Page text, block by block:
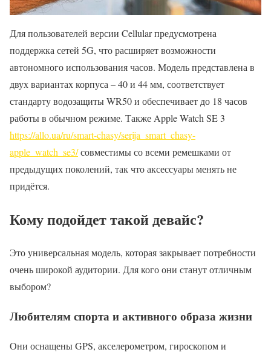
Для пользователей версии Cellular предусмотрена
поддержка сетей 5G, что расширяет возможности
автономного использования часов. Модель представлена в
двух вариантах корпуса – 40 и 44 мм, соответствует
стандарту водозащиты WR50 и обеспечивает до 18 часов
работы в обычном режиме. Также Apple Watch SE 3
https://allo.ua/ru/smart-chasy/serija_smart_chasy-
apple_watch_se3/совместимы со всеми ремешками от
предыдущих поколений, так что аксессуары менять не
придётся.
Кому подойдет такой девайс?
Это универсальная модель, которая закрывает потребности
очень широкой аудитории. Для кого они станут отличным
выбором?
Любителям спорта и активного образа жизни
Они оснащены GPS, акселерометром, гироскопом и